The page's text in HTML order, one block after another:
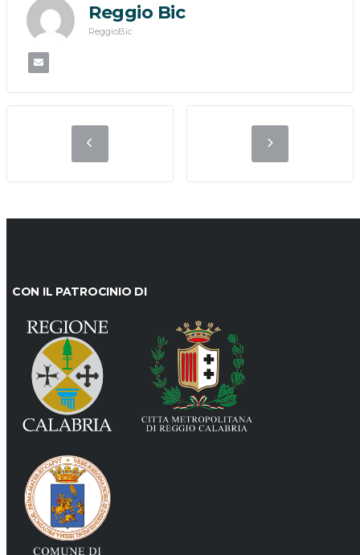
Reggio Bic
ReggioBic
CON IL PATROCINIO DI